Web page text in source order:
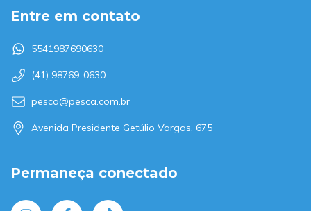
Entre em contato
5541987690630
(41) 98769-0630
pesca@pesca.com.br
Avenida Presidente Getúlio Vargas, 675
Permaneça conectado